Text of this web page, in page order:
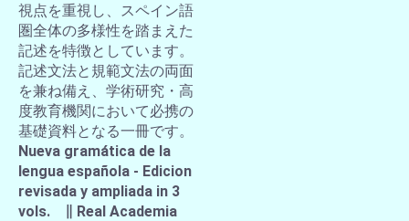
視点を重視し、スペイン語
圏全体の多様性を踏まえた
記述を特徴としています。
記述文法と規範文法の両面
を兼ね備え、学術研究・高
度教育機関において必携の
基礎資料となる一冊です。
Nueva gramática de la
lengua española - Edicion
revisada y ampliada in 3
vols. ∥ Real Academia